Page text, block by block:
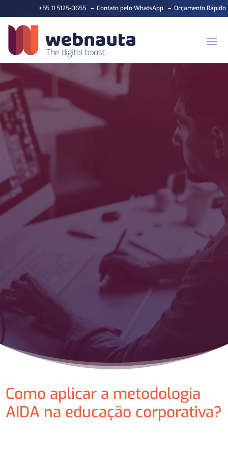
+55 11 5125-0655– Contato pelo WhatsApp– Orçamento Rápido
Como aplicar a metodologia
AIDA na educação corporativa?